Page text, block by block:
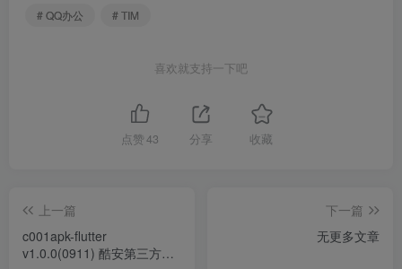
# QQ办公
# TIM
喜欢就支持一下吧
点赞 43 分享 收藏
上一篇
c001apk-flutter
v1.0.0(0911) 酷安第三方
下一篇
无更多文章